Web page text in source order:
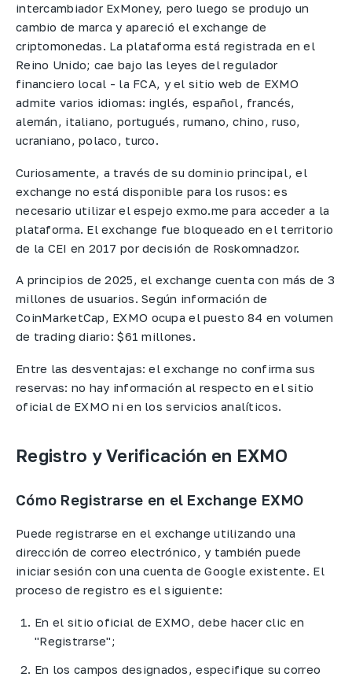
intercambiador ExMoney, pero luego se produjo un
cambio de marca y apareció el exchange de
criptomonedas. La plataforma está registrada en el
Reino Unido; cae bajo las leyes del regulador
financiero local - la FCA, y el sitio web de EXMO
admite varios idiomas: inglés, español, francés,
alemán, italiano, portugués, rumano, chino, ruso,
ucraniano, polaco, turco.
Curiosamente, a través de su dominio principal, el
exchange no está disponible para los rusos: es
necesario utilizar el espejo exmo.me para acceder a la
plataforma. El exchange fue bloqueado en el territorio
de la CEI en 2017 por decisión de Roskomnadzor.
A principios de 2025, el exchange cuenta con más de 3
millones de usuarios. Según información de
CoinMarketCap, EXMO ocupa el puesto 84 en volumen
de trading diario: $61 millones.
Entre las desventajas: el exchange no confirma sus
reservas: no hay información al respecto en el sitio
oficial de EXMO ni en los servicios analíticos.
Registro y Verificación en EXMO
Cómo Registrarse en el Exchange EXMO
Puede registrarse en el exchange utilizando una
dirección de correo electrónico, y también puede
iniciar sesión con una cuenta de Google existente. El
proceso de registro es el siguiente:
En el sitio oficial de EXMO, debe hacer clic en
"Registrarse";
En los campos designados, especifique su correo